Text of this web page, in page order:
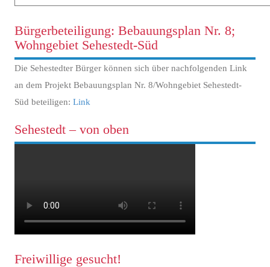
Bürgerbeteiligung: Bebauungsplan Nr. 8;
Wohngebiet Sehestedt-Süd
Die Sehestedter Bürger können sich über nachfolgenden Link
an dem Projekt Bebauungsplan Nr. 8/Wohngebiet Sehestedt-
Süd beteiligen: Link
Sehestedt – von oben
Freiwillige gesucht!